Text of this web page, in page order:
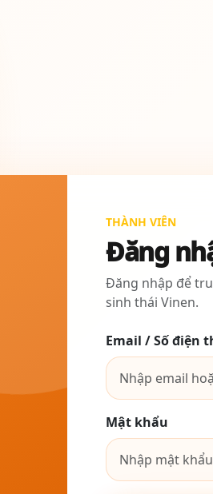
THÀNH VIÊN
Đăng
Đăng nhập để
sinh thái Vinen.
Email / Số điện
Mật khẩu